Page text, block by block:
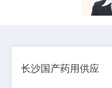
长沙国产药用供应